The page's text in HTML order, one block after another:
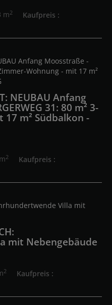
m2
Kaufpreis
NEUBAU Anfang
31: 80 m² 3-
m² Südbalkon -
2
Kaufpreis
mit Nebengebäude
2
Kaufpreis